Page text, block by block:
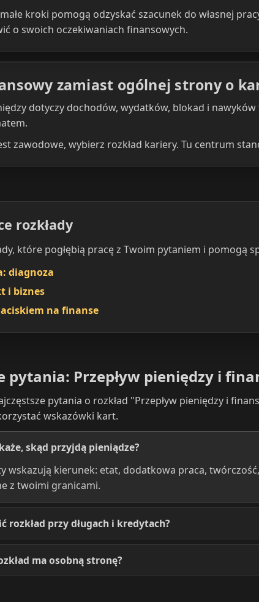
kroki pomogą odzyskać szacunek do własnej
o swoich oczekiwaniach finansowych.
zamiast ogólnej strony o
dotyczy dochodów, wydatków, blokad i
zawodowe, wybierz rozkład kariery. Tu centrum
rozkłady
które pogłębią pracę z Twoim pytaniem i pomogą
diagnoza
i biznes
na finanse
pytania: Przepływ pieniędzy i
pytania o rozkład "Przepływ pieniędzy i
wskazówki kart.
skąd przyjdą pieniądze?
wskazują kierunek: etat, dodatkowa praca,
z twoimi granicami.
rozkład przy długach i kredytach?
ma osobną stronę?